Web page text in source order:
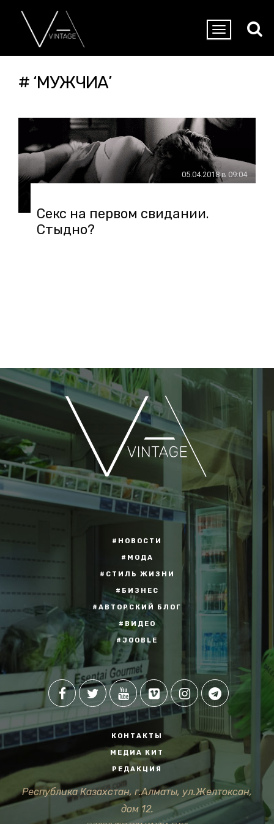
# ‘МУЖЧИА’
05.04.2018 в 09:04
Секс на первом свидании.
Стыдно?
#НОВОСТИ
#МОДА
#СТИЛЬ ЖИЗНИ
#БИЗНЕС
#АВТОРСКИЙ БЛОГ
#ВИДЕО
#JOOBLE
КОНТАКТЫ
МЕДИА КИТ
РЕДАКЦИЯ
Республика Казахстан, г.Алматы, ул.Желтоксан,
дом 12.